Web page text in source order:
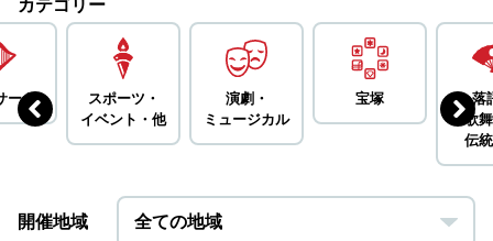
カテゴリー
ート
スポーツ・
イベント・ 他
演劇・
ミュージカル
宝塚
落
歌
伝
開催地域